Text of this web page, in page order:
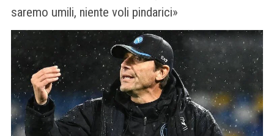
saremo umili, niente voli pindarici»